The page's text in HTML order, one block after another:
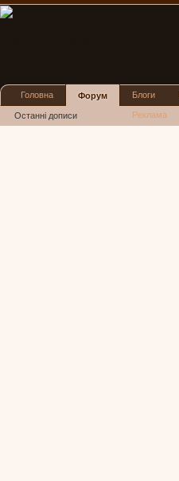
Головна Форум
Останні дописи
Блоги
Реклама